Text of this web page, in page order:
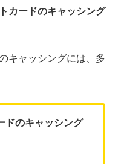
カードのキャッシング
キャッシングには、多
ドのキャッシング